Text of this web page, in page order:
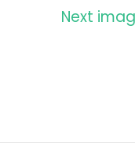
Next